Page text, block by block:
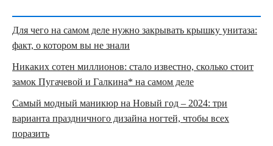
Для чего на самом деле нужно закрывать крышку унитаза:
факт, о котором вы не знали
Никаких сотен миллионов: стало известно, сколько стоит
замок Пугачевой и Галкина* на самом деле
Самый модный маникюр на Новый год – 2024: три
варианта праздничного дизайна ногтей, чтобы всех
поразить